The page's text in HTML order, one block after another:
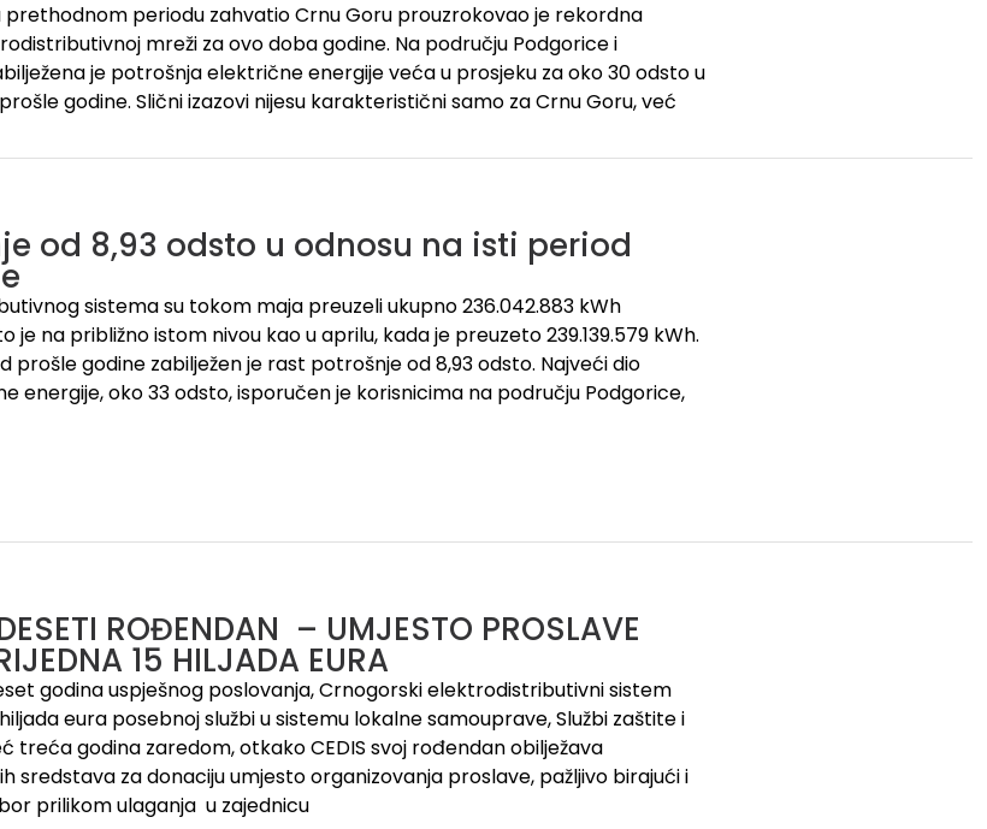
prethodnom periodu zahvatio Crnu Goru prouzrokovao je rekordna
mreži za ovo doba godine. Na području Podgorice i
je potrošnja električne energije veća u prosjeku za oko 30 odsto u
godine. Slični izazovi nijesu karakteristični samo za Crnu Goru, već
od 8,93 odsto u odnosu na isti period
sistema su tokom maja preuzeli ukupno 236.042.883 kWh
je na približno istom nivou kao u aprilu, kada je preuzeto 239.139.579 kWh.
prošle godine zabilježen je rast potrošnje od 8,93 odsto. Najveći dio
energije, oko 33 odsto, isporučen je korisnicima na području Podgorice,
ROĐENDAN – UMJESTO PROSLAVE
15 HILJADA EURA
godina uspješnog poslovanja, Crnogorski elektrodistributivni sistem
eura posebnoj službi u sistemu lokalne samouprave, Službi zaštite i
treća godina zaredom, otkako CEDIS svoj rođendan obilježava
sredstava za donaciju umjesto organizovanja proslave, pažljivo birajući i
prilikom ulaganja u zajednicu